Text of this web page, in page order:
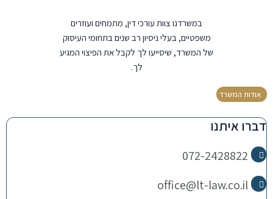
במשרדנו צוות עורכי דין, מתמחים ועוזרים
משפטיים, בעלי ניסיון רב שנים בתחומי העיסוק
של המשרד, שיסייעו לך לקבל את הפיצוי המגיע
לך.
אודות המשרד
דברו איתנו
072-2428822
office@lt-law.co.il